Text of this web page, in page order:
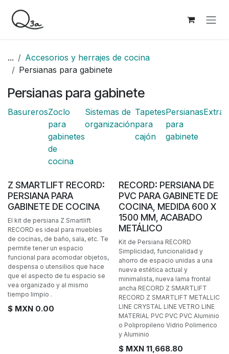
...
Accesorios y herrajes de cocina
Persianas para gabinete
Persianas para gabinete
BasurerosZoclo
para
gabinetes
de
cocina
Sistemas de
organización
Tapetes
para
cajón
Persianas
para
gabinete
Personalizable
Z SMARTLIFT RECORD:
PERSIANA PARA
GABINETE DE COCINA
El kit de persiana Z Smartlift
RECORD es ideal para muebles
de cocinas, de baño, sala, etc. Te
permite tener un espacio
funcional para acomodar objetos,
despensa o utensilios que hace
que el aspecto de tu espacio se
vea organizado y al mismo
tiempo limpio .
$ MXN 0.00
RECORD: PERSIANA DE
PVC PARA GABINETE DE
COCINA, MEDIDA 600 X
1500 MM, ACABADO
METÁLICO
Kit de Persiana RECORD
Simplicidad, funcionalidad y
ahorro de espacio unidas a una
nueva estética actual y
minimalista, nueva lama frontal
ancha RECORD Z SMARTLIFT
RECORD Z SMARTLIFT METALLIC
LINE CRYSTAL LINE VETRO LINE
MATERIAL PVC PVC PVC Aluminio
o Polipropileno Vidrio Polimerico
y Aluminio
$ MXN 11,668.80